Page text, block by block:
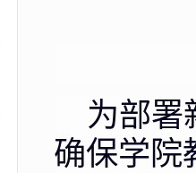
为部署
确保学院